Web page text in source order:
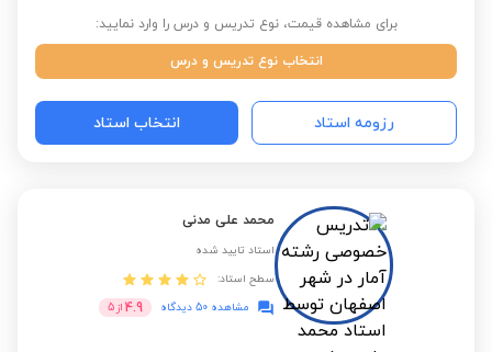
برای مشاهده قیمت، نوع تدریس و درس را وارد نمایید:
انتخاب نوع تدریس و درس
رزومه استاد انتخاب استاد
محمد علی مدنی
استاد تایید شده
سطح استاد:
مشاهده 50 دیدگاه
4.9 از 5